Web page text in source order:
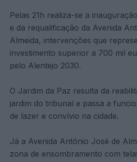
Pelas 21h realiza-se a
e da requalificação da Avenida
Almeida, intervenções que
investimento superior a 700 mil
pelo Alentejo 2030.
O Jardim da Paz resulta da
jardim do tribunal e passa a
de lazer e convívio na cidade.
Já a Avenida António José de
zona de ensombramento com